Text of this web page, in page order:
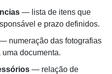
— lista de itens que
e prazo definidos.
numeração das fotografias
documenta.
— relação de